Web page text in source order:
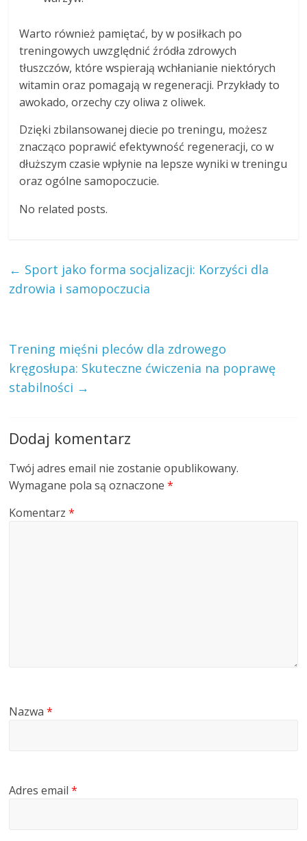
Warto również pamiętać, by w posiłkach po
treningowych uwzględnić źródła zdrowych
tłuszczów, które wspierają wchłanianie niektórych
witamin oraz pomagają w regeneracji. Przykłady to
awokado, orzechy czy oliwa z oliwek.
Dzięki zbilansowanej diecie po treningu, możesz
znacząco poprawić efektywność regeneracji, co w
dłuższym czasie wpłynie na lepsze wyniki w treningu
oraz ogólne samopoczucie.
No related posts.
← Sport jako forma socjalizacji: Korzyści dla
zdrowia i samopoczucia
Trening mięśni pleców dla zdrowego
kręgosłupa: Skuteczne ćwiczenia na poprawę
stabilności →
Dodaj komentarz
Twój adres email nie zostanie opublikowany.
Wymagane pola są oznaczone*
Komentarz*
Nazwa*
Adres email*